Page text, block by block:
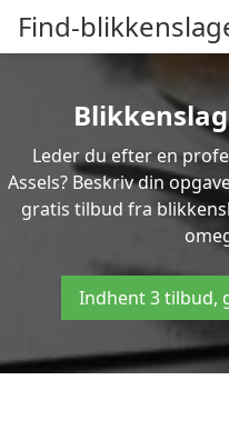
Find-
Leder du efter en
Assels? Beskriv din
gratis tilbud fra
Indhent 3 tilbud,